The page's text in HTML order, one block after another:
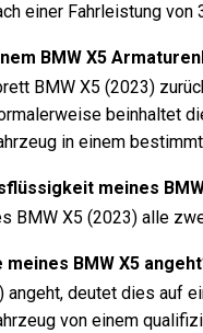
einer Fahrleistung von
BMW X5
BMW X5 (2023)
beinhaltet
in einem
meines
BMW X5 (2023) alle
BMW X5
deutet dies auf
von einem